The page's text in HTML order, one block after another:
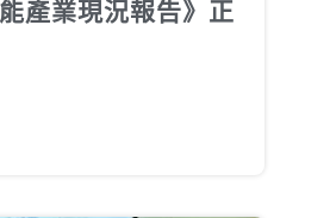
產業現況報告》正